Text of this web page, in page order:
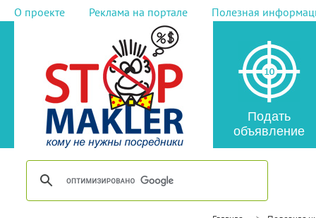
О проекте Реклама на портале Полезная
Подать
объявление